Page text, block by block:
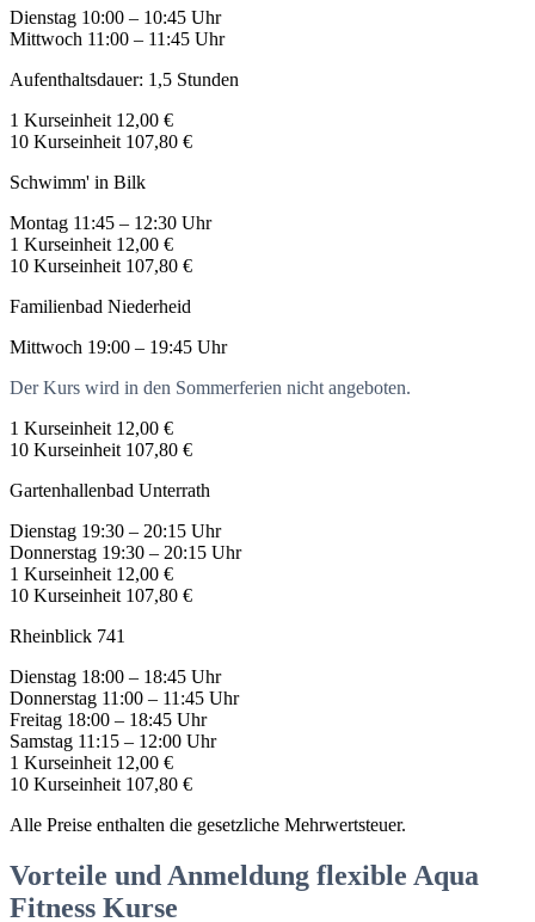
Dienstag 10:00 – 10:45 Uhr
Mittwoch 11:00 – 11:45 Uhr
Aufenthaltsdauer: 1,5 Stunden
1 Kurseinheit 12,00 €
10 Kurseinheit 107,80 €
Schwimm' in Bilk
Montag 11:45 – 12:30 Uhr
1 Kurseinheit 12,00 €
10 Kurseinheit 107,80 €
Familienbad Niederheid
Mittwoch 19:00 – 19:45 Uhr
Der Kurs wird in den Sommerferien nicht angeboten.
1 Kurseinheit 12,00 €
10 Kurseinheit 107,80 €
Gartenhallenbad Unterrath
Dienstag 19:30 – 20:15 Uhr
Donnerstag 19:30 – 20:15 Uhr
1 Kurseinheit 12,00 €
10 Kurseinheit 107,80 €
Rheinblick 741
Dienstag 18:00 – 18:45 Uhr
Donnerstag 11:00 – 11:45 Uhr
Freitag 18:00 – 18:45 Uhr
Samstag 11:15 – 12:00 Uhr
1 Kurseinheit 12,00 €
10 Kurseinheit 107,80 €
Alle Preise enthalten die gesetzliche Mehrwertsteuer.
Vorteile und Anmeldung flexible Aqua
Fitness Kurse